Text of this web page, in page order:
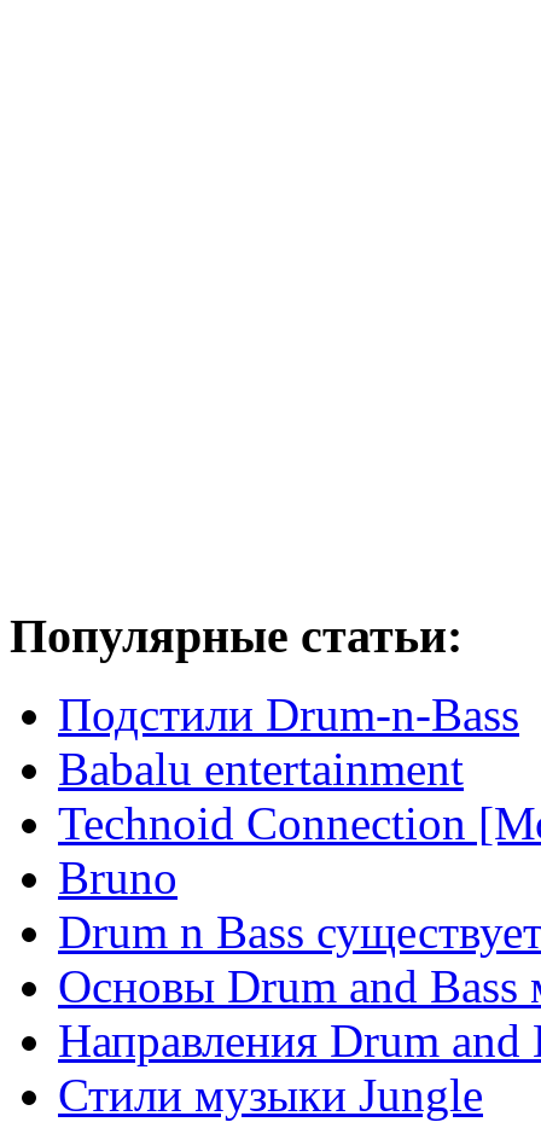
Популярные статьи:
Подстили Drum-n-Bass
Babalu entertainment
Technoid Connection
Bruno
Drum n Bass
Основы Drum and Bass
Направления Drum and
Стили музыки Jungle